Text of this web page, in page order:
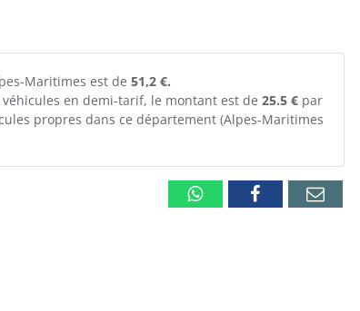
Maritimes est de 51,2 €.
en demi-tarif, le montant est de 25.5 € par
propres dans ce département (Alpes-Maritimes
WhatsappFacebookEmail